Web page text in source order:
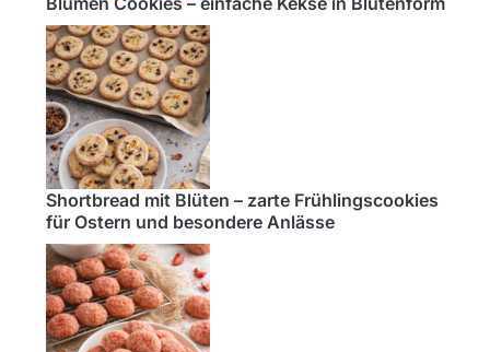
Shortbread mit Blüten – zarte Frühlingscookies
für Ostern und besondere Anlässe